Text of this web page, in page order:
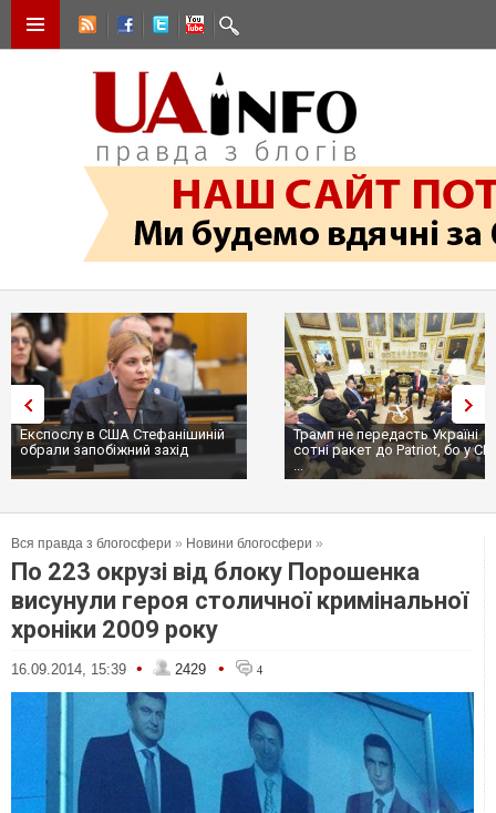
Експослу в США Стефанішиній
обрали запобіжний захід
Трамп не передасть Україні
сотні ракет до Patriot, бо у
...
Вся правда з блогосфери » Новини блогосфери »
По 223 окрузі від блоку Порошенка
висунули героя столичної кримінальної
хроніки 2009 року
16.09.2014, 15:39 • 2429 • 4